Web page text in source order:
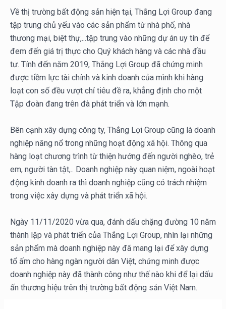
Về thị trường bất động sản hiện tại, Thắng Lợi Group đang
tập trung chủ yếu vào các sản phẩm từ nhà phố, nhà
thương mại, biệt thự,...tập trung vào những dự án uy tín để
đem đến giá trị thực cho Quý khách hàng và các nhà đầu
tư. Tính đến năm 2019, Thắng Lợi Group đã chứng minh
được tiềm lực tài chính và kinh doanh của mình khi hàng
loạt con số đều vượt chỉ tiêu đề ra, khẳng định cho một
Tập đoàn đang trên đà phát triển và lớn mạnh.
Bên cạnh xây dựng công ty, Thắng Lợi Group cũng là doanh
nghiệp năng nổ trong những hoạt động xã hội. Thông qua
hàng loạt chương trình từ thiện hướng đến người nghèo, trẻ
em, người tàn tật,.. Doanh nghiệp này quan niệm, ngoài hoạt
động kinh doanh ra thì doanh nghiệp cũng có trách nhiệm
trong việc xây dựng và phát triển xã hội.
Ngày 11/11/2020 vừa qua, đánh dấu chặng đường 10 năm
thành lập và phát triển của Thắng Lợi Group, nhìn lại những
sản phẩm mà doanh nghiệp này đã mang lại để xây dựng
tổ ấm cho hàng ngàn người dân Việt, chứng minh được
doanh nghiệp này đã thành công như thế nào khi để lại dấu
ấn thương hiệu trên thị trường bất động sản Việt Nam.